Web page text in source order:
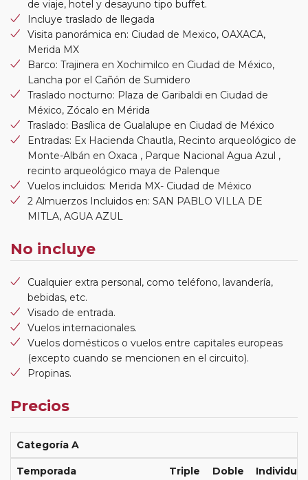
de viaje, hotel y desayuno tipo buffet.
Incluye traslado de llegada
Visita panorámica en: Ciudad de Mexico, OAXACA,
Merida MX
Barco: Trajinera en Xochimilco en Ciudad de México,
Lancha por el Cañón de Sumidero
Traslado nocturno: Plaza de Garibaldi en Ciudad de
México, Zócalo en Mérida
Traslado: Basílica de Gualalupe en Ciudad de México
Entradas: Ex Hacienda Chautla, Recinto arqueológico de
Monte-Albán en Oxaca , Parque Nacional Agua Azul ,
recinto arqueológico maya de Palenque
Vuelos incluidos: Merida MX- Ciudad de México
2 Almuerzos Incluidos en: SAN PABLO VILLA DE
MITLA, AGUA AZUL
No incluye
Cualquier extra personal, como teléfono, lavandería,
bebidas, etc.
Visado de entrada.
Vuelos internacionales.
Vuelos domésticos o vuelos entre capitales europeas
(excepto cuando se mencionen en el circuito).
Propinas.
Precios
Categoría A
Temporada Triple Doble Individual